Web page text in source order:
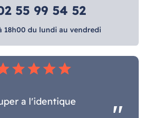
55 99 54 52
18h00 du lundi au vendredi
star star star star
a l'identique